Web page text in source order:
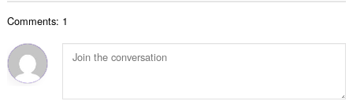
Comments: 1